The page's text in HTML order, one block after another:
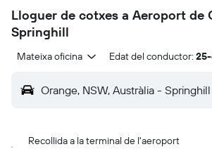
Lloguer de cotxes a Aeroport de
Springhill
Mateixa oficina Edat del conductor:
Orange, NSW, Austràlia -
Recollida a la terminal de l'aeroport